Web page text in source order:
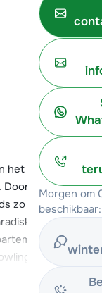
Morgen om
beschikbaar:
het centrum van
Door de gunstige
zo de piste op
skigebied
vind je